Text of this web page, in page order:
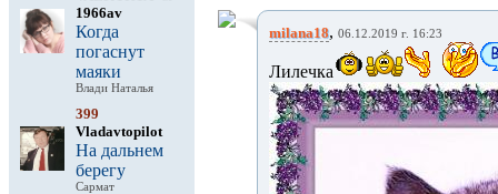
1966av
Когда
погаснут
маяки
Влади Наталья
399
Vladavtopilot
На дальнем
берегу
Сармат
milana18, 06.12.2019 г. 16:23
Лилечка